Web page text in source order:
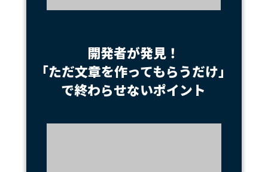
開発者が発見！
「ただ文章を作ってもらうだけ」
で終わらせないポイント